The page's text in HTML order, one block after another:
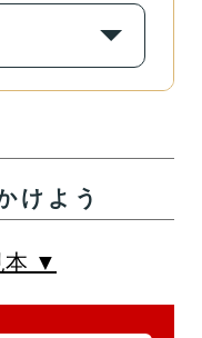
書）
）
けよう
本 ▼